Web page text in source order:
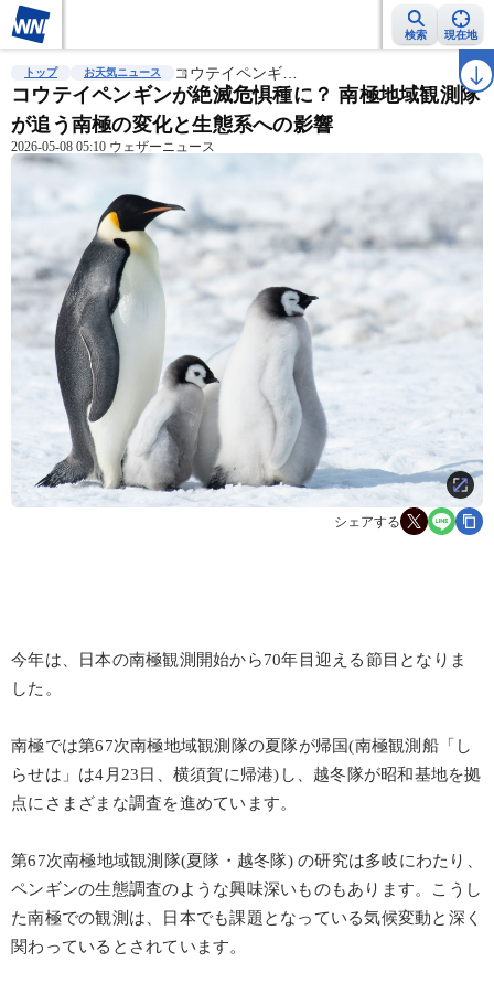
検索 現在地
雨雲レーダー 台風情報 地震情報 ラ
トップ お天気ニュース コウテイペンギ…
コウテイペンギンが絶滅危惧種に？ 南極地域観測隊
が追う南極の変化と生態系への影響
2026-05-08 05:10 ウェザーニュース
シェアする
今年は、日本の南極観測開始から70年目迎える節目となりま
した。
南極では第67次南極地域観測隊の夏隊が帰国(南極観測船「し
らせは」は4月23日、横須賀に帰港)し、越冬隊が昭和基地を拠
点にさまざまな調査を進めています。
第67次南極地域観測隊(夏隊・越冬隊) の研究は多岐にわたり、
ペンギンの生態調査のような興味深いものもあります。こうし
た南極での観測は、日本でも課題となっている気候変動と深く
関わっているとされています。